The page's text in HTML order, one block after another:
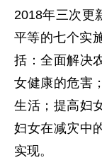
2018年三次更
平等的七个实
括：全面解决
女健康的危害
生活；提高妇
妇女在减灾中
实现。